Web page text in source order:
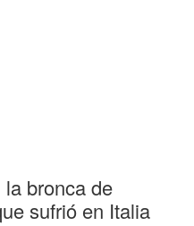
bronca de
sufrió en Italia